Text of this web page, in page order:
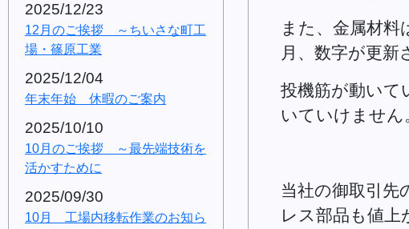
2025/12/23
12月のご挨拶 ～ちいさな町工
場・篠原工業
2025/12/04
年末年始 休暇のご案内
2025/10/10
10月のご挨拶 ～最先端技術を
活かすために
2025/09/30
10月 工場内移転作業のお知ら
また、金属材
月、数字が更新
投機筋が動いて
いていけません
当社の御取引先
レス部品も値上